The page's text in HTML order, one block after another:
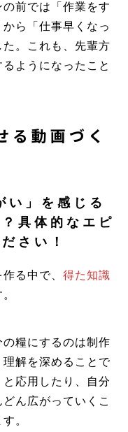
前では「作業をす
ら「仕事早くなっ
。これも、先輩方
ようになったこと
る動画づく
い」を感じる
具体的なエピ
さい！
る中で、 得た知識
糧にするのは制作
解を深めることで
と応用したり、自分
ん広がっていくこ
。